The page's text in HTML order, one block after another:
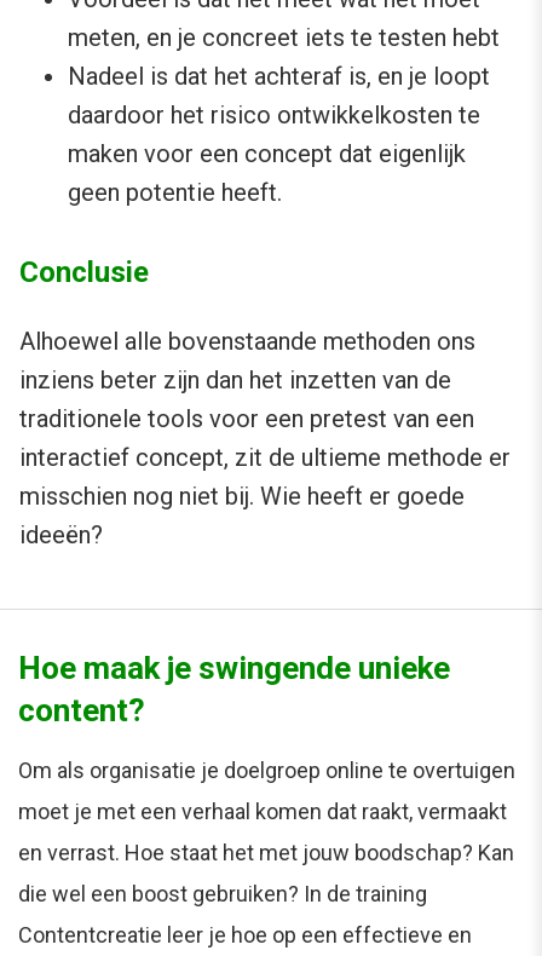
meten, en je concreet iets te testen hebt
Nadeel is dat het achteraf is, en je loopt
daardoor het risico ontwikkelkosten te
maken voor een concept dat eigenlijk
geen potentie heeft.
Conclusie
Alhoewel alle bovenstaande methoden ons
inziens beter zijn dan het inzetten van de
traditionele tools voor een pretest van een
interactief concept, zit de ultieme methode er
misschien nog niet bij. Wie heeft er goede
ideeën?
Hoe maak je swingende unieke
content?
Om als organisatie je doelgroep online te overtuigen
moet je met een verhaal komen dat raakt, vermaakt
en verrast. Hoe staat het met jouw boodschap? Kan
die wel een boost gebruiken? In de training
Contentcreatie leer je hoe op een effectieve en